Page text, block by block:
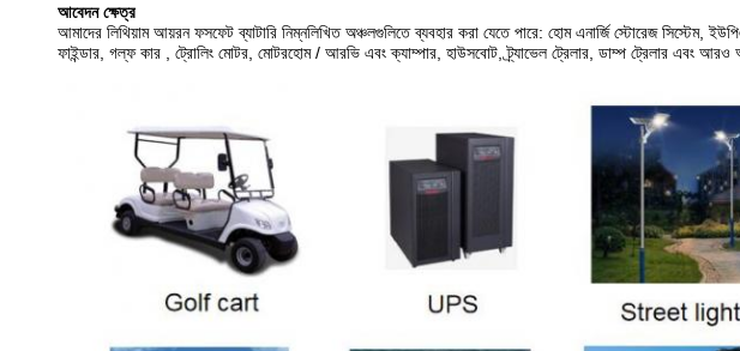
আবেদন ক্ষেত্র
আমাদের লিথিয়াম আয়রন ফসফেট ব্যাটারি নিম্নলিখিত অঞ্চলগুলিতে ব্যবহার করা যেতে পারে: হোম এনার্জি স্টোরেজ
ফাইন্ডার, গল্ফ কার , ট্রোলিং মোটর, মোটরহোম / আরভি এবং ক্যাম্পার, হাউসবোট, ট্র্যাভেল ট্রেলার, ডাম্প ট্রেলার এবং